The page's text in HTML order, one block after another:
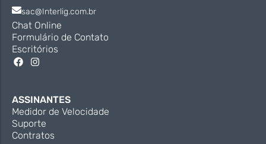
sac@Interlig.com.br
Chat Online
Formulário de Contato
Escritórios
ASSINANTES
Medidor de Velocidade
Suporte
Contratos